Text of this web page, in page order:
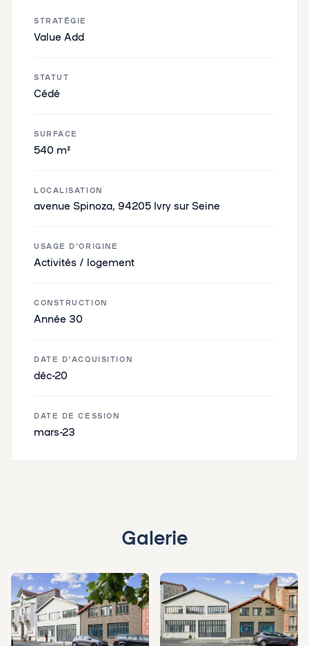
STRATÉGIE
Value Add
STATUT
Cédé
SURFACE
540 m²
LOCALISATION
avenue Spinoza, 94205 Ivry sur Seine
USAGE D'ORIGINE
Activités / logement
CONSTRUCTION
Année 30
DATE D'ACQUISITION
déc-20
DATE DE CESSION
mars-23
Galerie